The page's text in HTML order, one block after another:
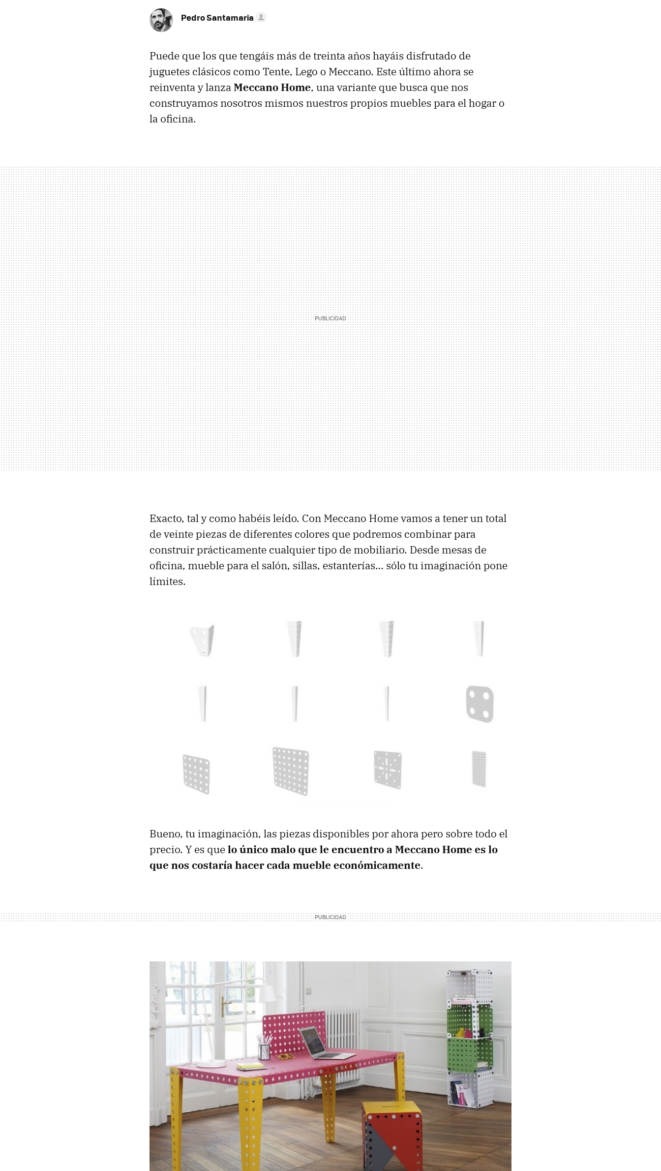
Pedro Santamaria
Puede que los que tengáis más de treinta años hayáis disfrutado de
juguetes clásicos como Tente, Lego o Meccano. Este último ahora se
reinventa y lanzaMeccano Home, una variante que busca que nos
construyamos nosotros mismos nuestros propios muebles para el hogar o
la oficina.
Exacto, tal y como habéis leído. Con Meccano Home vamos a tener un total
de veinte piezas de diferentes colores que podremos combinar para
construir prácticamente cualquier tipo de mobiliario. Desde mesas de
oficina, mueble para el salón, sillas, estanterías… sólo tu imaginación pone
límites.
Bueno, tu imaginación, las piezas disponibles por ahora pero sobre todo el
precio. Y es quelo único malo que le encuentro a Meccano Home es lo
que nos costaría hacer cada mueble económicamente.